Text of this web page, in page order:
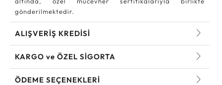
gönderilmektedir.
ALIŞVERİŞ KREDİSİ
KARGO ve ÖZEL SİGORTA
ÖDEME SEÇENEKLERİ